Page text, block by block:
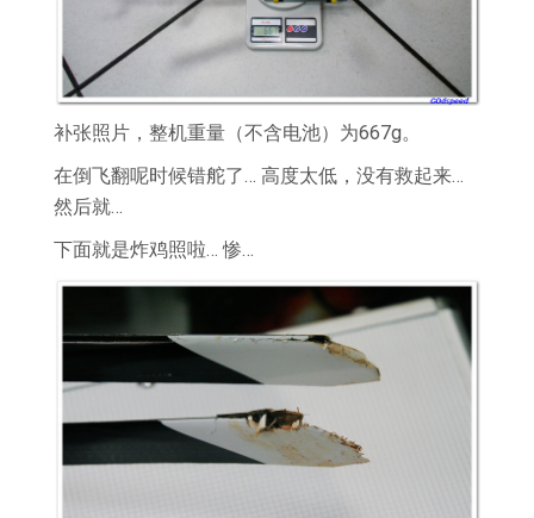
补张照片，整机重量（不含电池）为667g。
在倒飞翻呢时候错舵了… 高度太低，没有救起来…
然后就…
下面就是炸鸡照啦… 惨…